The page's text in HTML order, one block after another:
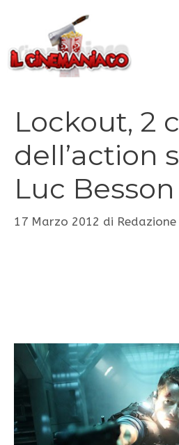
contenuto
Lockout, 2
dell’action
Luc Besson
17 Marzo 2012 di Redazione